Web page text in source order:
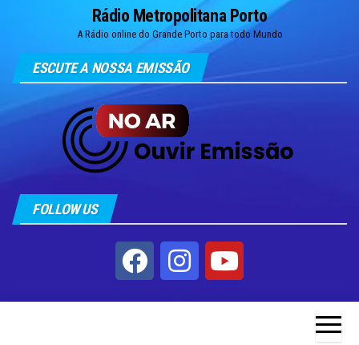
Rádio Metropolitana Porto
A Rádio online do Grande Porto para todo Mundo
ESCUTE A NOSSA EMISSÃO
FOLLOW US